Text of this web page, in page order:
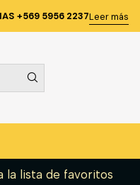
+569 5956 2237Leer más
PUNTA Y PLANTA ACERO
101
PLANTA
la lista de favoritos